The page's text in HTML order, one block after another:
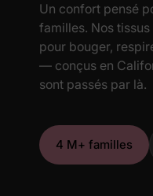
Un confort pensé
familles. Nos
pour bouger,
— conçus en
sont passés par là.
4 M+ familles